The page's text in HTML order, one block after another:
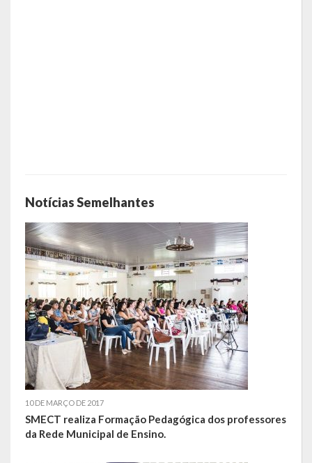
Licitações e Leilões
Diário Oficial
Notícias Semelhantes
10 DE MARÇO DE 2017
SMECT realiza Formação Pedagógica dos professores
da Rede Municipal de Ensino.